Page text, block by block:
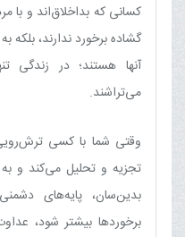
کسانی که بداخلاق‌اند و با
گشاده برخورد ندارند، بلکه
آنها هستند؛ در زندگی
می‌تراشند.
وقتی شما با کسی
تجزیه و تحلیل می‌کند و
بدین‌سان، پایه‌های
برخوردها بیشتر شود،